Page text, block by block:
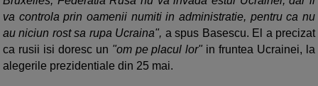
va controla prin oamenii numiti in administratie, pentru ca nu
au niciun rost sa rupa Ucraina", a spus Basescu. El a precizat
ca rusii isi doresc un "om pe placul lor" in fruntea Ucrainei, la
alegerile prezidentiale din 25 mai.